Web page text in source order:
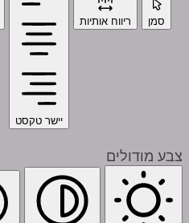
סמן ריווח אותיות
יישר טקסט
צבע מודולים